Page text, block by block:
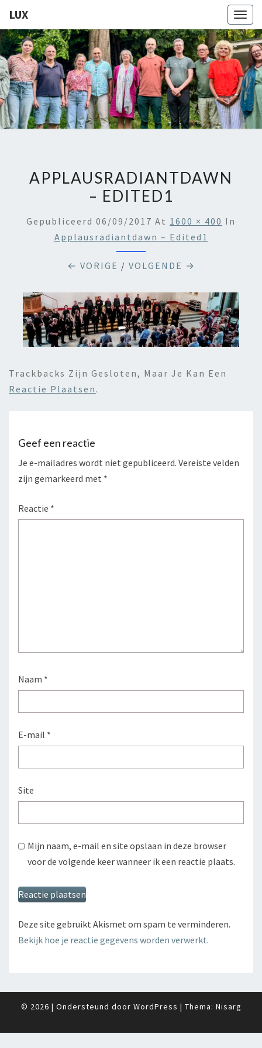
LUX
LUX
Kamerkoor
Onder
Leiding
Van
Angeliki
Ploka
APPLAUSRADIANTDAWN
– EDITED1
Gepubliceerd 06/09/2017 At 1600 × 400 In
Applausradiantdawn – Edited1
← VORIGE / VOLGENDE →
Trackbacks Zijn Gesloten, Maar Je Kan Een
Reactie Plaatsen .
Geef een reactie
Je e-mailadres wordt niet gepubliceerd. Vereiste velden
zijn gemarkeerd met *
Reactie *
Naam *
E-mail *
Site
Mijn naam, e-mail en site opslaan in deze browser
voor de volgende keer wanneer ik een reactie plaats.
Deze site gebruikt Akismet om spam te verminderen.
Bekijk hoe je reactie gegevens worden verwerkt.
© 2026 | Ondersteund door WordPress | Thema: Nisarg